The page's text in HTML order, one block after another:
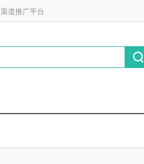
渠道推广平台